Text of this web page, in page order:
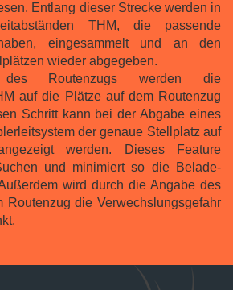
Entlang dieser Strecke werden in
THM, die passende
eingesammelt und an den
wieder abgegeben.
Routenzugs werden die
auf die Plätze auf dem Routenzug
Schritt kann bei der Abgabe eines
der genaue Stellplatz auf
werden. Dieses Feature
und minimiert so die Belade-
wird durch die Angabe des
Routenzug die Verwechslungsgefahr